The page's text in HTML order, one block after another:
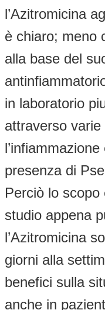
l’Azitromicina
è chiaro; meno
alla base del
in laboratorio
attraverso
presenza di
Perciò lo
studio appena
l’Azitromicina
giorni alla
benefici sulla
anche in